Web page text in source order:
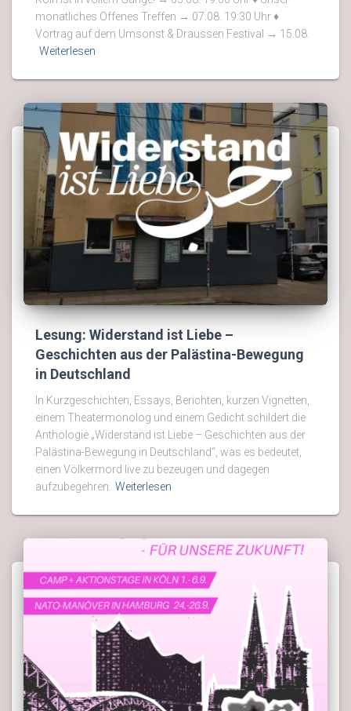
monatliches Offenes Treffen → 07.08. 19:30 Uhr ♦
Vortrag auf dem Umsonst & Draussen Festival → 15.08.
Weiterlesen
Lesung: Widerstand ist Liebe –
Geschichten aus der Palästina-Bewegung
in Deutschland
In Kurzgeschichten, Essays, Berichten, kurzen Vignetten,
einem Theatermonolog und einem Gedicht schildert die
Anthologie „Widerstand ist Liebe – Geschichten aus der
Palästina-Bewegung in Deutschland“, was es bedeutet,
einen Völkermord live zu bezeugen und dagegen
aufzubegehren. Weiterlesen